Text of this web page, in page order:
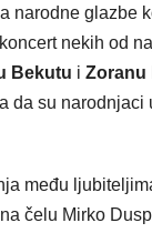
narodne glazbe
nekih od
Bekutu i Zoranu
da su
među
čelu Mirko